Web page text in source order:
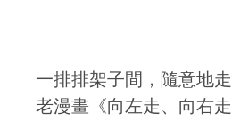
一排排架子間，隨意地
老漫畫《向左走、向右